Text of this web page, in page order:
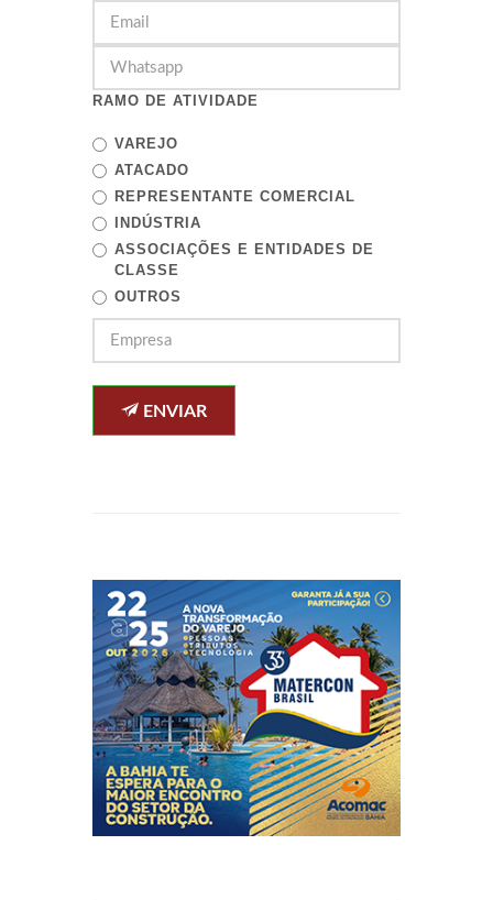
RAMO DE ATIVIDADE
VAREJO
ATACADO
REPRESENTANTE COMERCIAL
INDÚSTRIA
ASSOCIAÇÕES E ENTIDADES DE
CLASSE
OUTROS
ENVIAR